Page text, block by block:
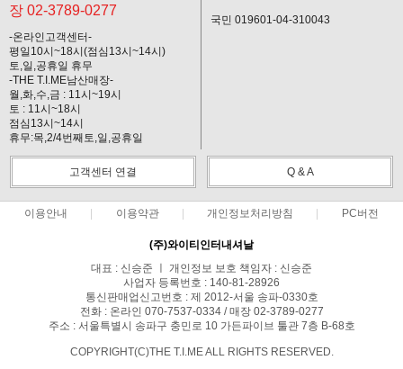
장 02-3789-0277
-온라인고객센터-
평일10시~18시(점심13시~14시)
토,일,공휴일 휴무
-THE T.I.ME남산매장-
월,화,수,금 : 11시~19시
토 : 11시~18시
점심13시~14시
휴무:목,2/4번째토,일,공휴일
국민 019601-04-310043
고객센터 연결 Q & A
이용안내 이용약관 개인정보처리방침 PC버전
(주)와이티인터내셔날
대표 : 신승준 ㅣ 개인정보 보호 책임자 : 신승준
사업자 등록번호 : 140-81-28926
통신판매업신고번호 : 제 2012-서울 송파-0330호
전화 : 온라인 070-7537-0334 / 매장 02-3789-0277
주소 : 서울특별시 송파구 충민로 10 가든파이브 툴관 7층 B-68호
COPYRIGHT(C)THE T.I.ME ALL RIGHTS RESERVED.